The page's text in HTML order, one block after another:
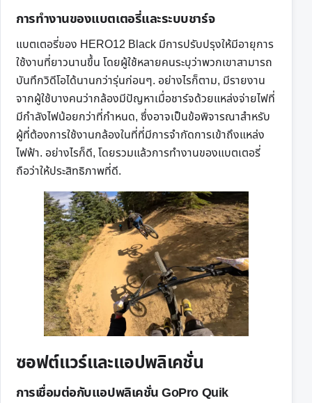
การทำงานของแบตเตอรี่และระบบชาร์จ
แบตเตอรี่ของ HERO12 Black มีการปรับปรุงให้มีอายุการ
ใช้งานที่ยาวนานขึ้น โดยผู้ใช้หลายคนระบุว่าพวกเขาสามารถ
บันทึกวิดีโอได้นานกว่ารุ่นก่อนๆ. อย่างไรก็ตาม, มีรายงาน
จากผู้ใช้บางคนว่ากล้องมีปัญหาเมื่อชาร์จด้วยแหล่งจ่ายไฟที่
มีกำลังไฟน้อยกว่าที่กำหนด, ซึ่งอาจเป็นข้อพิจารณาสำหรับ
ผู้ที่ต้องการใช้งานกล้องในที่ที่มีการจำกัดการเข้าถึงแหล่ง
ไฟฟ้า. อย่างไรก็ดี, โดยรวมแล้วการทำงานของแบตเตอรี่
ถือว่าให้ประสิทธิภาพที่ดี.
ซอฟต์แวร์และแอปพลิเคชั่น
การเชื่อมต่อกับแอปพลิเคชั่น GoPro Quik